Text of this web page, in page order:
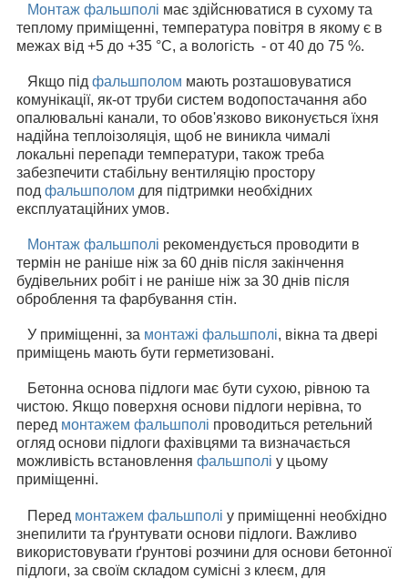
Монтаж фальшполі має здійснюватися в сухому та
теплому приміщенні, температура повітря в якому є в
межах від +5 до +35 °C, а вологість - от 40 до 75 %.
Якщо під фальшполом мають розташовуватися
комунікації, як-от труби систем водопостачання або
опалювальні канали, то обов'язково виконується їхня
надійна теплоізоляція, щоб не виникла чималі
локальні перепади температури, також треба
забезпечити стабільну вентиляцію простору
под фальшполом для підтримки необхідних
експлуатаційних умов.
Монтаж фальшполі рекомендується проводити в
термін не раніше ніж за 60 днів після закінчення
будівельних робіт і не раніше ніж за 30 днів після
оброблення та фарбування стін.
У приміщенні, за монтажі фальшполі, вікна та двері
приміщень мають бути герметизовані.
Бетонна основа підлоги має бути сухою, рівною та
чистою. Якщо поверхня основи підлоги нерівна, то
перед монтажем фальшполі проводиться ретельний
огляд основи підлоги фахівцями та визначається
можливість встановлення фальшполі у цьому
приміщенні.
Перед монтажем фальшполі у приміщенні необхідно
знепилити та ґрунтувати основи підлоги. Важливо
використовувати ґрунтові розчини для основи бетонної
підлоги, за своїм складом сумісні з клеєм, для